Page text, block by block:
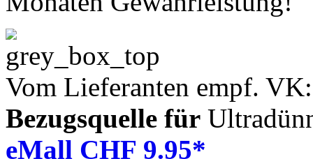
Vom Lieferanten empf.
Bezugsquelle für
eMall CHF 9.95*